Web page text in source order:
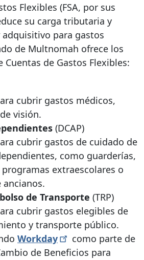
Flexibles (FSA, por sus
su carga tributaria y
para gastos
de Multnomah ofrece los
de Gastos Flexibles:
cubrir gastos médicos,
visión.
(DCAP)
cubrir gastos de cuidado de
como guarderías,
programas extraescolares o
ancianos.
de Transporte (TRP)
cubrir gastos elegibles de
y transporte público.
Workday
como parte de
de Beneficios para